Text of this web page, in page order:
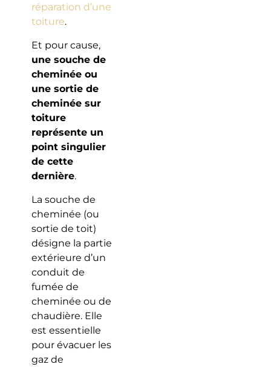
réparation d’une
toiture.
Et pour cause,
une souche de
cheminée ou
une sortie de
cheminée sur
toiture
représente un
point singulier
de cette
dernière.
La souche de
cheminée (ou
sortie de toit)
désigne la partie
extérieure d’un
conduit de
fumée de
cheminée ou de
chaudière. Elle
est essentielle
pour évacuer les
gaz de